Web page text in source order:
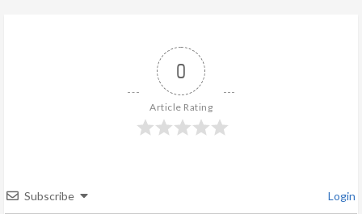
d
0
Article Rating
Subscribe Login